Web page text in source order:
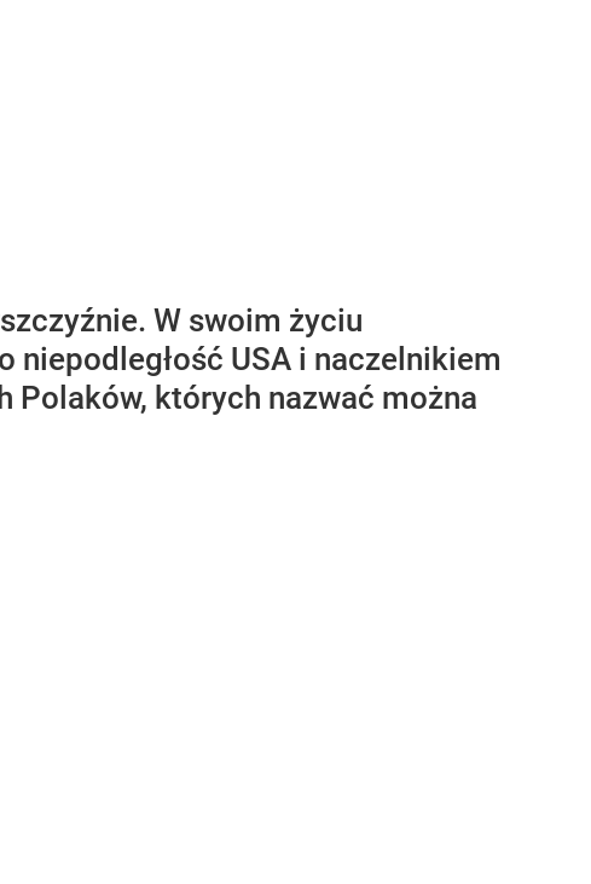
W swoim życiu
niepodległość USA i naczelnikiem
Polaków, których nazwać można